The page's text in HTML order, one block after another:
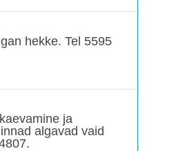
hekke. Tel 5595
ja
algavad vaid